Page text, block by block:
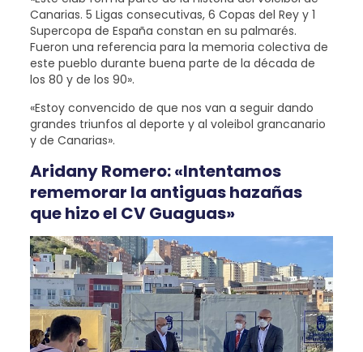
Canarias. 5 Ligas consecutivas, 6 Copas del Rey y 1
Supercopa de España constan en su palmarés.
Fueron una referencia para la memoria colectiva de
este pueblo durante buena parte de la década de
los 80 y de los 90».
«Estoy convencido de que nos van a seguir dando
grandes triunfos al deporte y al voleibol grancanario
y de Canarias».
Aridany Romero: «Intentamos
rememorar la antiguas hazañas
que hizo el CV Guaguas»